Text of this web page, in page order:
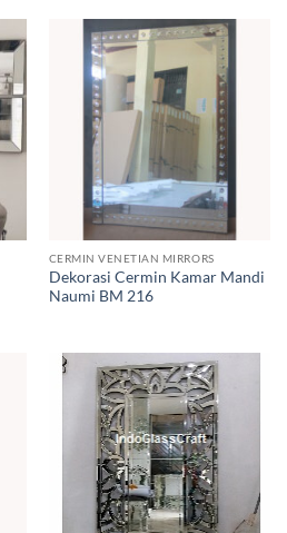
CERMIN VENETIAN MIRRORS
Dekorasi Cermin Kamar Mandi
Naumi BM 216